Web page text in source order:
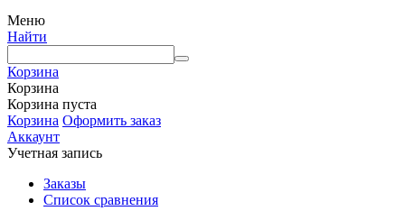
Меню
Найти
Корзина
Корзина
Корзина пуста
Корзина Оформить заказ
Аккаунт
Учетная запись
Заказы
Список сравнения